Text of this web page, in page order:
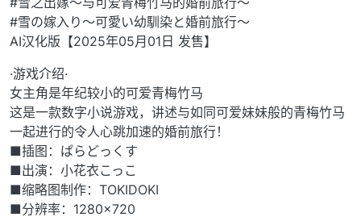
#雪の嫁入り～可愛い幼馴染と婚前旅行～
AI汉化版【2025年05月01日 发售】
·游戏介绍·
女主角是年纪较小的可爱青梅竹马
这是一款数字小说游戏，讲述与如同可爱妹妹般的青梅竹马
一起进行的令人心跳加速的婚前旅行！
■插图：ぱらどっくす
■出演：小花衣こっこ
■缩略图制作：TOKIDOKI
■分辨率：1280×720